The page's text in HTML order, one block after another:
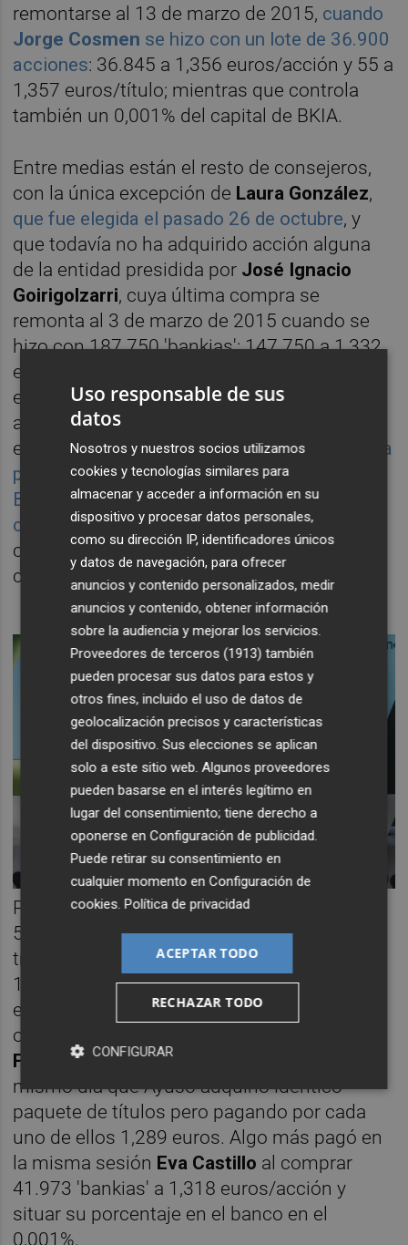
remontarse al 13 de marzo de 2015, cuando
Jorge Cosmen se hizo con un lote de 36.900
acciones: 36.845 a 1,356 euros/acción y 55 a
1,357 euros/título; mientras que controla
también un 0,001% del capital de BKIA.
Entre medias están el resto de consejeros,
con la única excepción de Laura González,
que fue elegida el pasado 26 de octubre, y
que todavía no ha adquirido acción alguna
de la entidad presidida por José Ignacio
Goirigolzarri, cuya última compra se
remonta al 3 de marzo de 2015 cuando se
hizo con 187.750 'bankias': 147.750 a 1,332
euros/título y 40.000 más a 1,330
euros/acción. El mismo que hace casi un
año -con motivo de la comida con la prensa
en la víspera de la junta de 2018-reconoció a
preguntas de este diario que "invertí en
Bankia en el momento que había que dar la
cara".
A día de hoy controla el 0,008% del
capital de la entidad que preside siendo el
consejero con más acciones en cartera.
Por su parte,Joaquín Ayuso
50.000 acciones el 4 de marzo de 2015 a
través de tres operaciones: 7.493 títulos a
1,317 euros por cada uno, 21.495 a 1,318
euros y 21.012 a 1,319 euros. En total
ostenta el 0,002 del capital. Igual que
Francisco Javier Campo
mismo día que Ayuso adquirió idéntico
paquete de títulos pero pagando por cada
uno de ellos 1,289 euros. Algo más pagó en
la misma sesión Eva Castillo al comprar
41.973 'bankias' a 1,318 euros/acción y
situar su porcentaje en el banco en el
0,001%.
Uso responsable de sus
datos
Nosotros y nuestros socios utilizamos
cookies y tecnologías similares para
almacenar y acceder a información en su
dispositivo y procesar datos personales,
como su dirección IP, identificadores únicos
y datos de navegación, para ofrecer
anuncios y contenido personalizados, medir
anuncios y contenido, obtener información
sobre la audiencia y mejorar los servicios.
Proveedores de terceros (1913) también
pueden procesar sus datos para estos y
otros fines, incluido el uso de datos de
geolocalización precisos y características
del dispositivo. Sus elecciones se aplican
solo a este sitio web. Algunos proveedores
pueden basarse en el interés legítimo en
lugar del consentimiento; tiene derecho a
oponerse enConfiguración de publicidad
Puede retirar su consentimiento en
cualquier momento enConfiguración de
cookies .Política de privacidad
ACEPTAR TODO
RECHAZAR TODO
CONFIGURAR